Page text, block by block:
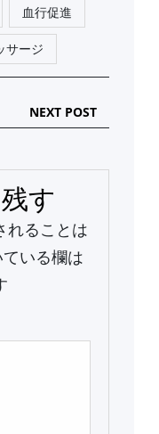
血行促進
サージ
NEXT POST
す
れることは
いる欄は